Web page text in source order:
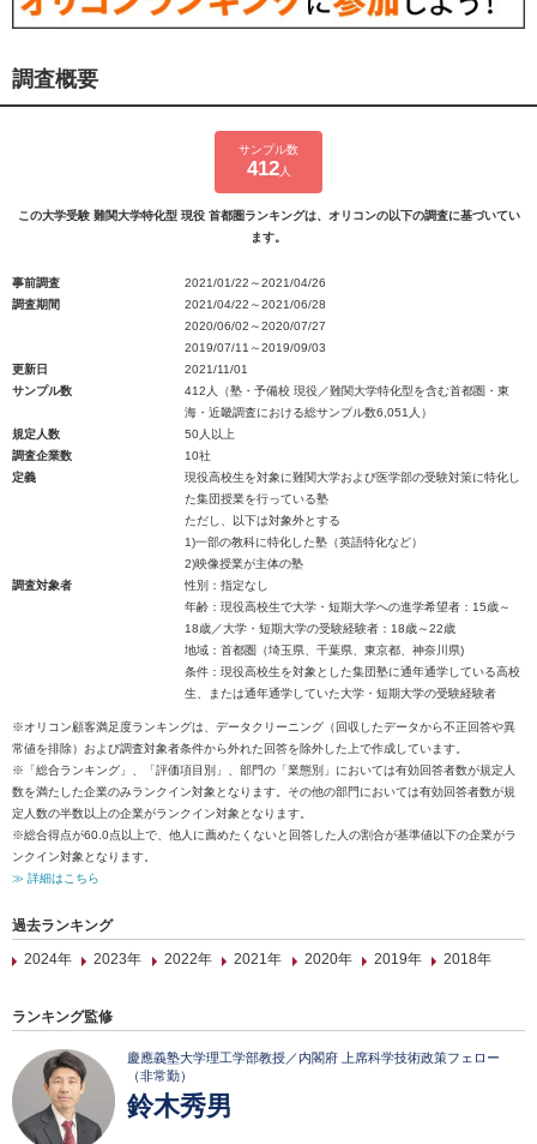
調査概要
サンプル数
412人
この大学受験 難関大学特化型 現役 首都圏ランキングは、オリコンの以下の調査に基づいてい
ます。
事前調査
2021/01/22～2021/04/26
調査期間
2021/04/22～2021/06/28
2020/06/02～2020/07/27
2019/07/11～2019/09/03
更新日
2021/11/01
サンプル数
412人（塾・予備校 現役／難関大学特化型を含む首都圏・東
海・近畿調査における総サンプル数6,051人）
規定人数
50人以上
調査企業数
10社
定義
現役高校生を対象に難関大学および医学部の受験対策に特化し
た集団授業を行っている塾
ただし、以下は対象外とする
1)一部の教科に特化した塾（英語特化など）
2)映像授業が主体の塾
調査対象者
性別：指定なし
年齢：現役高校生で大学・短期大学への進学希望者：15歳～
18歳／大学・短期大学の受験経験者：18歳～22歳
地域：首都圏（埼玉県、千葉県、東京都、神奈川県)
条件：現役高校生を対象とした集団塾に通年通学している高校
生、または通年通学していた大学・短期大学の受験経験者
※オリコン顧客満足度ランキングは、データクリーニング（回収したデータから不正回答や異
常値を排除）および調査対象者条件から外れた回答を除外した上で作成しています。
※「総合ランキング」、「評価項目別」、部門の「業態別」においては有効回答者数が規定人
数を満たした企業のみランクイン対象となります。その他の部門においては有効回答者数が規
定人数の半数以上の企業がランクイン対象となります。
※総合得点が60.0点以上で、他人に薦めたくないと回答した人の割合が基準値以下の企業がラ
ンクイン対象となります。
≫ 詳細はこちら
過去ランキング
2024年
2023年 2022年 2021年 2020年 2019年 2018年
ランキング監修
慶應義塾大学理工学部教授／内閣府 上席科学技術政策フェロー
（非常勤）
鈴木秀男